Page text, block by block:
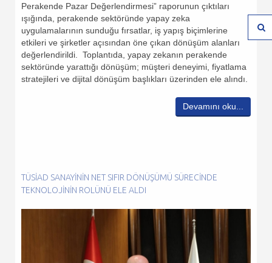
Perakende Pazar Değerlendirmesi” raporunun çıktıları
ışığında, perakende sektöründe yapay zeka
uygulamalarının sunduğu fırsatlar, iş yapış biçimlerine
etkileri ve şirketler açısından öne çıkan dönüşüm alanları
değerlendirildi. Toplantıda, yapay zekanın perakende
sektöründe yarattığı dönüşüm; müşteri deneyimi, fiyatlama
stratejileri ve dijital dönüşüm başlıkları üzerinden ele alındı.
Devamını oku...
TÜSİAD SANAYININ NET SIFIR DÖNÜŞÜMÜ SÜRECINDE
TEKNOLOJININ ROLÜNÜ ELE ALDI